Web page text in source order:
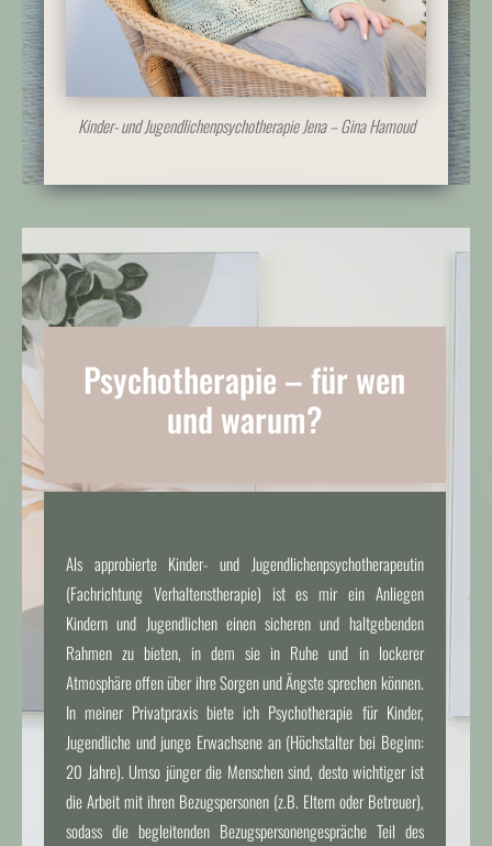
Kinder- und Jugendlichenpsychotherapie Jena – Gina Hamoud
Psychotherapie – für wen
und warum?
Als approbierte Kinder- und Jugendlichenpsychotherapeutin
(Fachrichtung Verhaltenstherapie) ist es mir ein Anliegen
Kindern und Jugendlichen einen sicheren und haltgebenden
Rahmen zu bieten, in dem sie in Ruhe und in lockerer
Atmosphäre offen über ihre Sorgen und Ängste sprechen können.
In meiner Privatpraxis biete ich Psychotherapie für Kinder,
Jugendliche und junge Erwachsene an (Höchstalter bei Beginn:
20 Jahre). Umso jünger die Menschen sind, desto wichtiger ist
die Arbeit mit ihren Bezugspersonen (z.B. Eltern oder Betreuer),
sodass die begleitenden BezugspersonengesprächeTeil des